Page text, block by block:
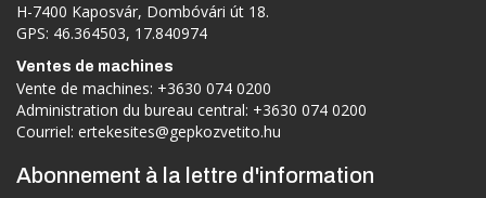
H-7400 Kaposvár, Dombóvári út 18.
GPS: 46.364503, 17.840974
Ventes de machines
Vente de machines: +3630 074 0200
Administration du bureau central: +3630 074 0200
Courriel: ertekesites@gepkozvetito.hu
Abonnement à la lettre d'information